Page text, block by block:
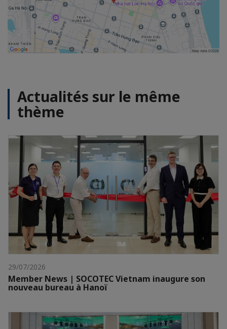
Actualités sur le même
thème
29/07/2026
Member News | SOCOTEC Vietnam inaugure son
nouveau bureau à Hanoï